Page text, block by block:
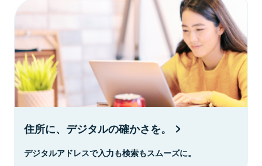
住所に、デジタルの確かさを。
デジタルアドレスで入力も検索もスムーズに。